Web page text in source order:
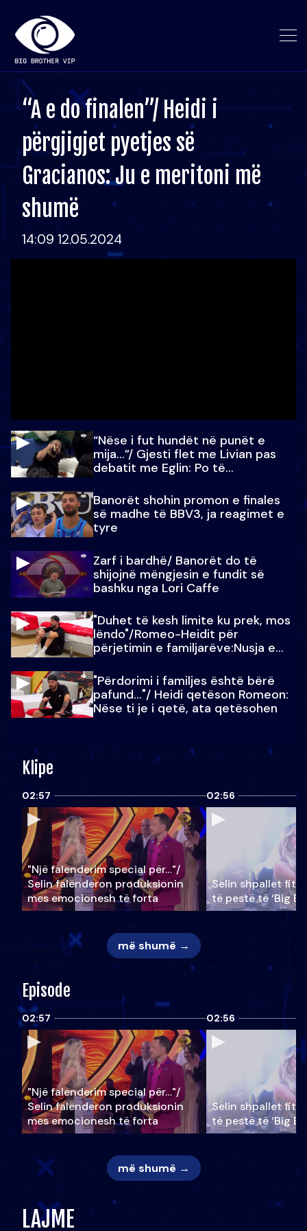
“A e do finalen”/ Heidi i
përgjigjet pyetjes së
Gracianos: Ju e meritoni më
shumë
14:09 12.05.2024
“Nëse i fut hundët në punët e
mija…”/ Gjesti flet me Livian pas
debatit me Eglin: Po të
Banorët shohin promon e finales
së madhe të BBV3, ja reagimet e
tyre
Zarf i bardhë/ Banorët do të
shijojnë mëngjesin e fundit së
bashku nga Lori Caffe
"Duhet të kesh limite ku prek, mos
lëndo"/Romeo-Heidit për
përjetimin e familjarëve:Nusja e
"Përdorimi i familjes është bërë
pafund…"/ Heidi qetëson Romeon:
Nëse ti je i qetë, ata qetësohen
Klipe
02:57
"Një falenderim special për…"/
Selin falënderon produksionin
mes emocionesh të forta
02:56
Selin shpallet
të pestë të ‘Big
më shumë →
Episode
02:57
"Një falenderim special për…"/
Selin falënderon produksionin
mes emocionesh të forta
02:56
Selin shpallet
të pestë të ‘Big
më shumë →
LAJME